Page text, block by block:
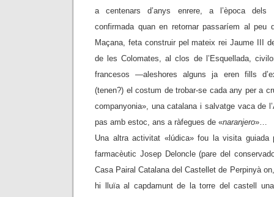
a centenars d’anys enrere, a l’època dels
confirmada quan en retornar passaríem al peu
Maçana, feta construir pel mateix rei Jaume III
de les Colomates, al clos de l’Esquellada,
francesos —aleshores alguns ja eren fills
(tenen?) el costum de trobar-se cada any per a
companyonia», una catalana i salvatge vaca de
pas amb estoc, ans a ràfegues de «naranjero»…
Una altra activitat «lúdica» fou la visita guiada
farmacèutic Josep Deloncle (pare del
Casa Pairal Catalana del Castellet de Perpinyà
hi lluïa al capdamunt de la torre del castell